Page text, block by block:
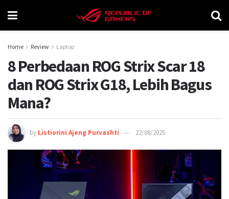
Home Review Laptop
8 Perbedaan ROG Strix Scar 18
dan ROG Strix G18, Lebih Bagus
Mana?
by Listiorini Ajeng Purvashti 22/08/2025